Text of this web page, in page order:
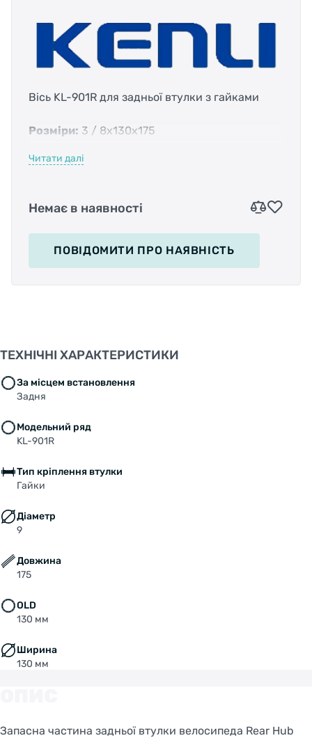
Вісь KL-901R для задньої втулки з гайками
Розміри: 3 / 8х130х175
Довжина осі:
Читати далі
Немає в наявності
ПОВІДОМИТИ ПРО НАЯВНІСТЬ
ТЕХНІЧНІ ХАРАКТЕРИСТИКИ
За місцем встановлення
Задня
Модельний ряд
KL-901R
Тип кріплення втулки
Гайки
Діаметр
9
Довжина
175
OLD
130 мм
Ширина
130 мм
Запасна частина задньої втулки велосипеда Rear Hub